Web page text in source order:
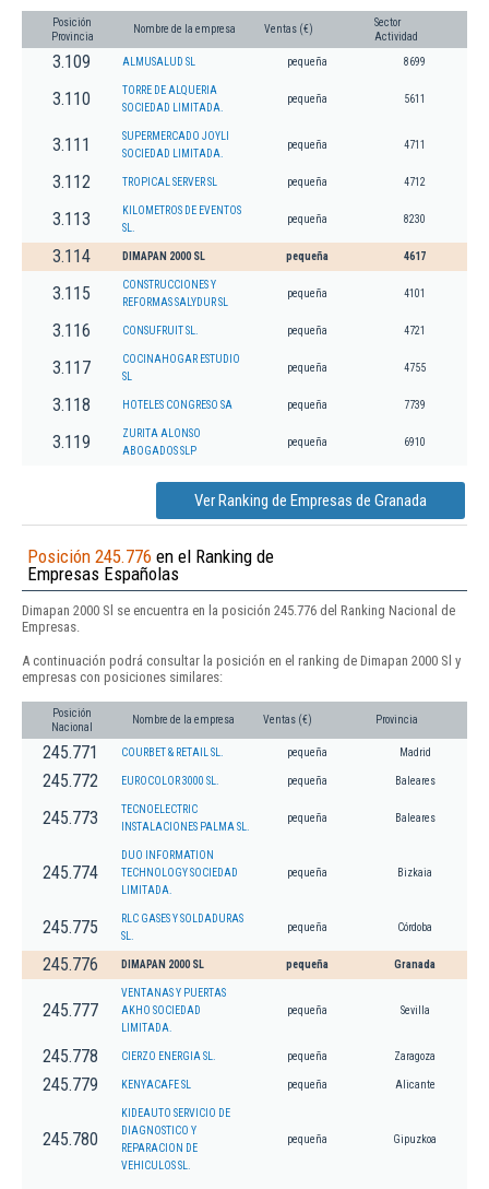
Posición
Provincia
Nombre de la empresa Ventas (€)
Sector
Actividad
3.109 ALMUSALUD SL pequeña 8699
3.110
TORRE DE ALQUERIA
SOCIEDAD LIMITADA.
pequeña 5611
3.111
SUPERMERCADO JOYLI
SOCIEDAD LIMITADA.
pequeña 4711
3.112 TROPICAL SERVER SL pequeña 4712
3.113
KILOMETROS DE EVENTOS
SL.
pequeña 8230
3.114 DIMAPAN 2000 SL pequeña 4617
3.115
CONSTRUCCIONES Y
REFORMAS SALYDUR SL
pequeña 4101
3.116 CONSUFRUIT SL. pequeña 4721
3.117
COCINAHOGAR ESTUDIO
SL
pequeña 4755
3.118 HOTELES CONGRESO SA pequeña 7739
3.119
ZURITA ALONSO
ABOGADOS SLP
pequeña 6910
Ver Ranking de Empresas de Granada
Posición 245.776 en el Ranking de
Empresas Españolas
Dimapan 2000 Sl se encuentra en la posición 245.776 del Ranking Nacional de
Empresas.
A continuación podrá consultar la posición en el ranking de Dimapan 2000 Sl y
empresas con posiciones similares:
Posición
Nacional
Nombre de la empresa Ventas (€) Provincia
245.771 COURBET & RETAIL SL. pequeña Madrid
245.772 EUROCOLOR 3000 SL. pequeña Baleares
245.773
TECNOELECTRIC
INSTALACIONES PALMA SL.
pequeña Baleares
245.774
DUO INFORMATION
TECHNOLOGY SOCIEDAD
LIMITADA.
pequeña Bizkaia
245.775
RLC GASES Y SOLDADURAS
SL.
pequeña Córdoba
245.776 DIMAPAN 2000 SL pequeña Granada
245.777
VENTANAS Y PUERTAS
AKHO SOCIEDAD
LIMITADA.
pequeña Sevilla
245.778 CIERZO ENERGIA SL. pequeña Zaragoza
245.779 KENYACAFE SL pequeña Alicante
245.780
KIDEAUTO SERVICIO DE
DIAGNOSTICO Y
REPARACION DE
VEHICULOS SL.
pequeña Gipuzkoa